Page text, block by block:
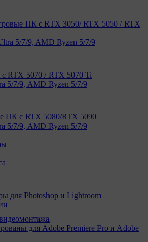
ПК с RTX 3050/ RTX 5050 / RTX
5/7/9, AMD Ryzen 5/7/9
RTX 5070 / RTX 5070 Ti
5/7/9, AMD Ryzen 5/7/9
ПК с RTX 5080/RTX 5090
5/7/9, AMD Ryzen 5/7/9
для Photoshop и Lightroom
для Adobe Premiere Pro и Adobe